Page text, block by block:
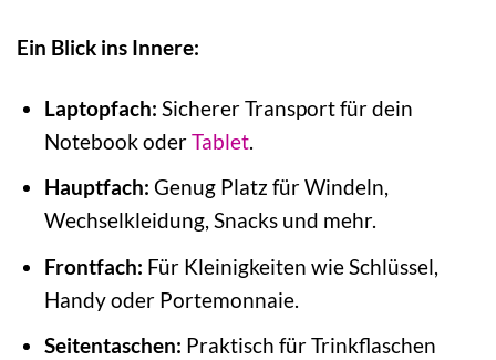
Ein Blick ins Innere:
Laptopfach: Sicherer Transport für dein
Notebook oderTablet.
Hauptfach: Genug Platz für Windeln,
Wechselkleidung, Snacks und mehr.
Frontfach: Für Kleinigkeiten wie Schlüssel,
Handy oder Portemonnaie.
Seitentaschen: Praktisch für Trinkflaschen